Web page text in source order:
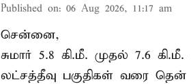
Published on: 06 Aug 2026, 11:17 am
சென்னை,
சுமார் 5.8 கி.மீ. முதல் 7.6
லட்சத்தீவு பகுதிகள் வரை